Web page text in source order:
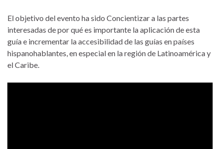
El objetivo del evento ha sido Concientizar a las partes
interesadas de por qué es importante la aplicación de esta
guía e incrementar la accesibilidad de las guías en países
hispanohablantes, en especial en la región de Latinoamérica y
el Caribe.